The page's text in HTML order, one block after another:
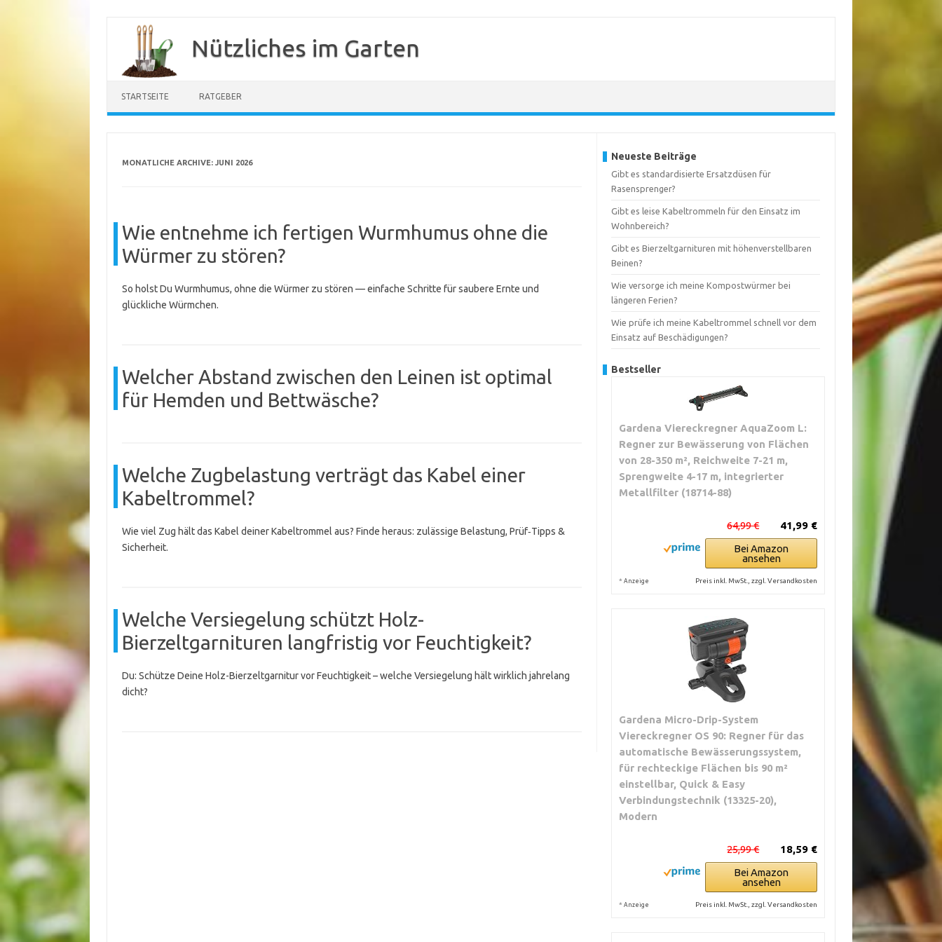
springen
Nützliches im Garten
STARTSEITE RATGEBER
MONATLICHE ARCHIVE: JUNI 2026
Wie entnehme ich fertigen Wurmhumus ohne die
Würmer zu stören?
So holst Du Wurmhumus, ohne die Würmer zu stören — einfache Schritte für saubere Ernte und
glückliche Würmchen.
Welcher Abstand zwischen den Leinen ist optimal
für Hemden und Bettwäsche?
Welche Zugbelastung verträgt das Kabel einer
Kabeltrommel?
Wie viel Zug hält das Kabel deiner Kabeltrommel aus? Finde heraus: zulässige Belastung, Prüf‑Tipps &
Sicherheit.
Welche Versiegelung schützt Holz-
Bierzeltgarnituren langfristig vor Feuchtigkeit?
Du: Schütze Deine Holz-Bierzeltgarnitur vor Feuchtigkeit – welche Versiegelung hält wirklich jahrelang
dicht?
Neueste Beiträge
Gibt es standardisierte Ersatzdüsen für
Rasensprenger?
Gibt es leise Kabeltrommeln für den Einsatz im
Wohnbereich?
Gibt es Bierzeltgarnituren mit höhenverstellbaren
Beinen?
Wie versorge ich meine Kompostwürmer bei
längeren Ferien?
Wie prüfe ich meine Kabeltrommel schnell vor dem
Einsatz auf Beschädigungen?
Bestseller
Gardena Viereckregner AquaZoom L:
Regner zur Bewässerung von Flächen
von 28-350 m², Reichweite 7-21 m,
Sprengweite 4-17 m, integrierter
Metallfilter (18714-88)
41,99 €
64,99 €
Bei Amazon
ansehen
* Anzeige Preis inkl. MwSt., zzgl. Versandkosten
Gardena Micro-Drip-System
Viereckregner OS 90: Regner für das
automatische Bewässerungssystem,
für rechteckige Flächen bis 90 m²
einstellbar, Quick & Easy
Verbindungstechnik (13325-20),
Modern
18,59 €
25,99 €
Bei Amazon
ansehen
* Anzeige Preis inkl. MwSt., zzgl. Versandkosten